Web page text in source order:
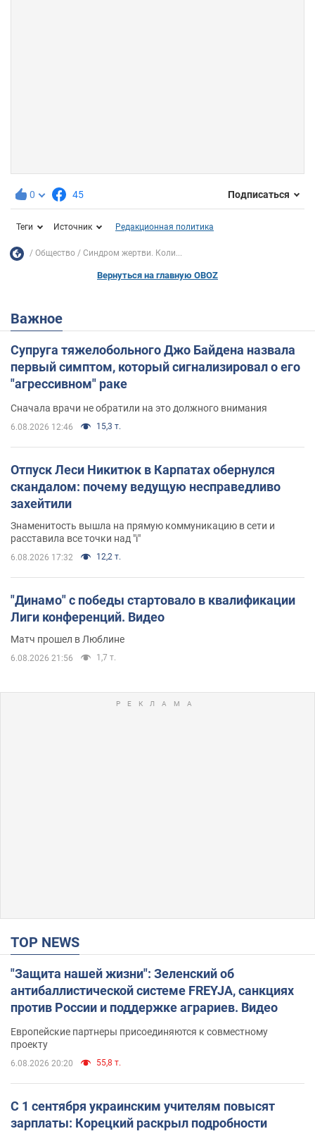
0 45 Подписаться
Теги Источник Редакционная политика
Общество Синдром жертви. Коли...
Вернуться на главную OBOZ
Важное
Супруга тяжелобольного Джо Байдена назвала
первый симптом, который сигнализировал о его
"агрессивном" раке
Сначала врачи не обратили на это должного внимания
6.08.2026 12:46 15,3 т.
Отпуск Леси Никитюк в Карпатах обернулся
скандалом: почему ведущую несправедливо
захейтили
Знаменитость вышла на прямую коммуникацию в сети и
расставила все точки над "i"
6.08.2026 17:32 12,2 т.
"Динамо" с победы стартовало в квалификации
Лиги конференций. Видео
Матч прошел в Люблине
6.08.2026 21:56 1,7 т.
TOP NEWS
"Защита нашей жизни": Зеленский об
антибаллистической системе FREYJA, санкциях
против России и поддержке аграриев. Видео
Европейские партнеры присоединяются к совместному
проекту
6.08.2026 20:20 55,8 т.
С 1 сентября украинским учителям повысят
зарплаты: Корецкий раскрыл подробности